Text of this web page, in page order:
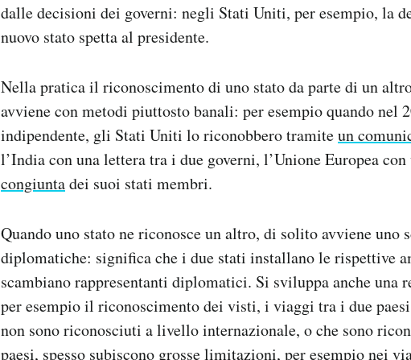
dalle decisioni dei governi: negli Stati Uniti, per esempio, la
nuovo stato spetta al presidente.
Nella pratica il riconoscimento di uno stato da parte di un
avviene con metodi piuttosto banali: per esempio quando nel
indipendente, gli Stati Uniti lo riconobbero tramiteun
l’India con una lettera tra i due governi, l’Unione Europea con
congiuntadei suoi stati membri.
Quando uno stato ne riconosce un altro, di solito avviene uno
diplomatiche: significa che i due stati installano le rispettive
scambiano rappresentanti diplomatici. Si sviluppa anche una
per esempio il riconoscimento dei visti, i viaggi tra i due
non sono riconosciuti a livello internazionale, o che sono
paesi, spesso subiscono grosse limitazioni, per esempio nei